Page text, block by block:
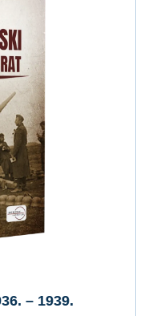
– 1939.